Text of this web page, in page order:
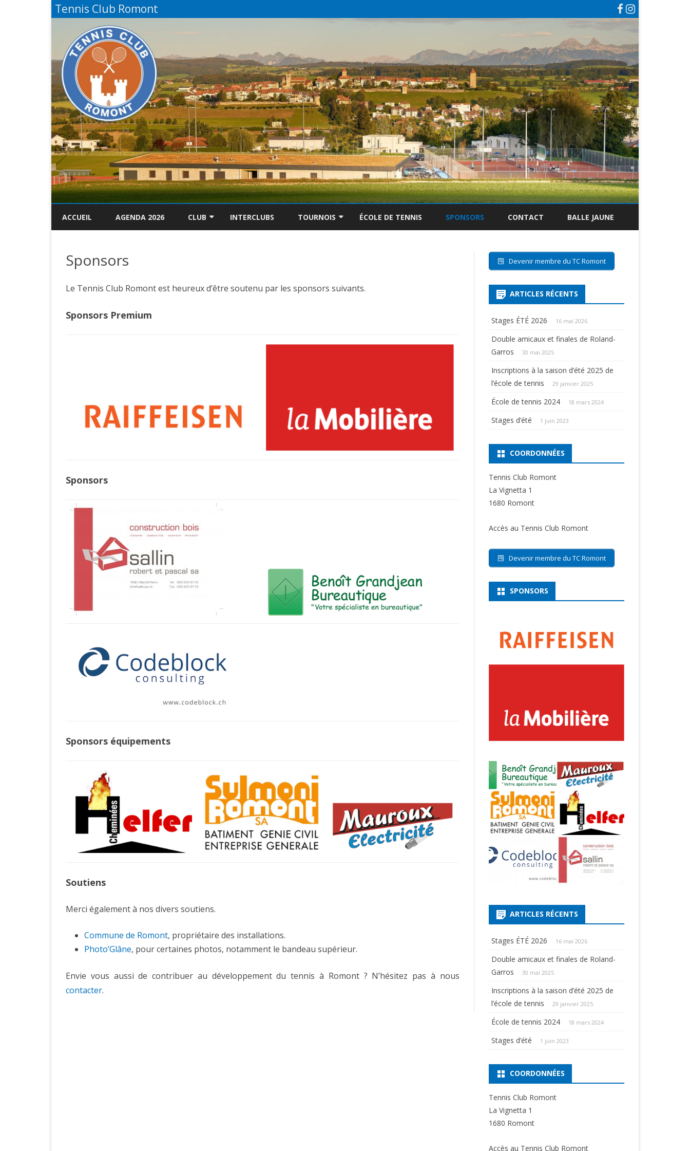
Tennis Club Romont
ACCUEIL AGENDA 2026 CLUB
RÉSERVATIONS
INTERCLUBS TOURNOIS ÉCOLE DE TENNIS SPONSORS CONTACT BALLE JAUNE
Sponsors
Le Tennis Club Romont est heureux d’être soutenu par les sponsors suivants.
Sponsors Premium
Sponsors
Sponsors équipements
Soutiens
Merci également à nos divers soutiens.
Commune de Romont, propriétaire des installations.
Photo’Glâne, pour certaines photos, notamment le bandeau supérieur.
Envie vous aussi de contribuer au développement du tennis à Romont ? N’hésitez pas à nous
contacter.
Devenir membre du TC Romont
ARTICLES RÉCENTS
Stages ÉTÉ 2026 16 mai 2026
Double amicaux et finales de Roland-
Garros
30 mai 2025
Inscriptions à la saison d’été 2025 de
l’école de tennis
29 janvier 2025
École de tennis 2024 18 mars 2024
Stages d’été 1 juin 2023
COORDONNÉES
Tennis Club Romont
La Vignetta 1
1680 Romont
Accès au Tennis Club Romont
Devenir membre du TC Romont
SPONSORS
ARTICLES RÉCENTS
Stages ÉTÉ 2026 16 mai 2026
Double amicaux et finales de Roland-
Garros
30 mai 2025
Inscriptions à la saison d’été 2025 de
l’école de tennis
29 janvier 2025
École de tennis 2024 18 mars 2024
Stages d’été 1 juin 2023
COORDONNÉES
Tennis Club Romont
La Vignetta 1
1680 Romont
Accès au Tennis Club Romont